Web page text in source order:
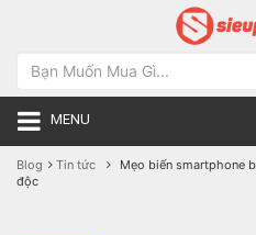
MENU
Blog Tin tức
Mẹo biến smartphone
độc